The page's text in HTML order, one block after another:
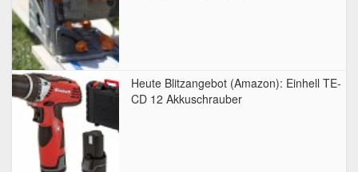
Heute Blitzangebot (Amazon): Einhell TE-
CD 12 Akkuschrauber